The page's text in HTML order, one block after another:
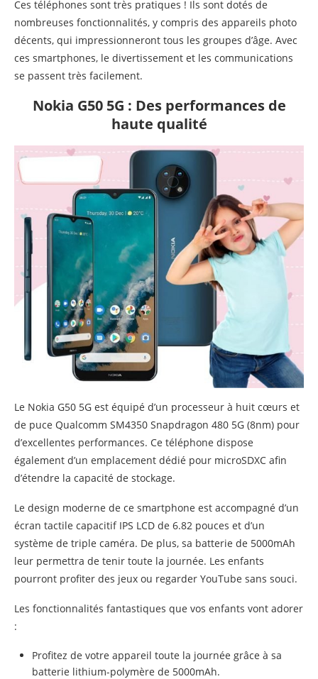
Ces téléphones sont très pratiques ! Ils sont dotés de
nombreuses fonctionnalités, y compris des appareils photo
décents, qui impressionneront tous les groupes d’âge. Avec
ces smartphones, le divertissement et les communications
se passent très facilement.
Nokia G50 5G : Des performances de
haute qualité
Le Nokia G50 5G est équipé d’un processeur à huit cœurs et
de puce Qualcomm SM4350 Snapdragon 480 5G (8nm) pour
d’excellentes performances. Ce téléphone dispose
également d’un emplacement dédié pour microSDXC afin
d’étendre la capacité de stockage.
Le design moderne de ce smartphone est accompagné d’un
écran tactile capacitif IPS LCD de 6.82 pouces et d’un
système de triple caméra. De plus, sa batterie de 5000mAh
leur permettra de tenir toute la journée. Les enfants
pourront profiter des jeux ou regarder YouTube sans souci.
Les fonctionnalités fantastiques que vos enfants vont adorer
:
Profitez de votre appareil toute la journée grâce à sa
batterie lithium-polymère de 5000mAh.